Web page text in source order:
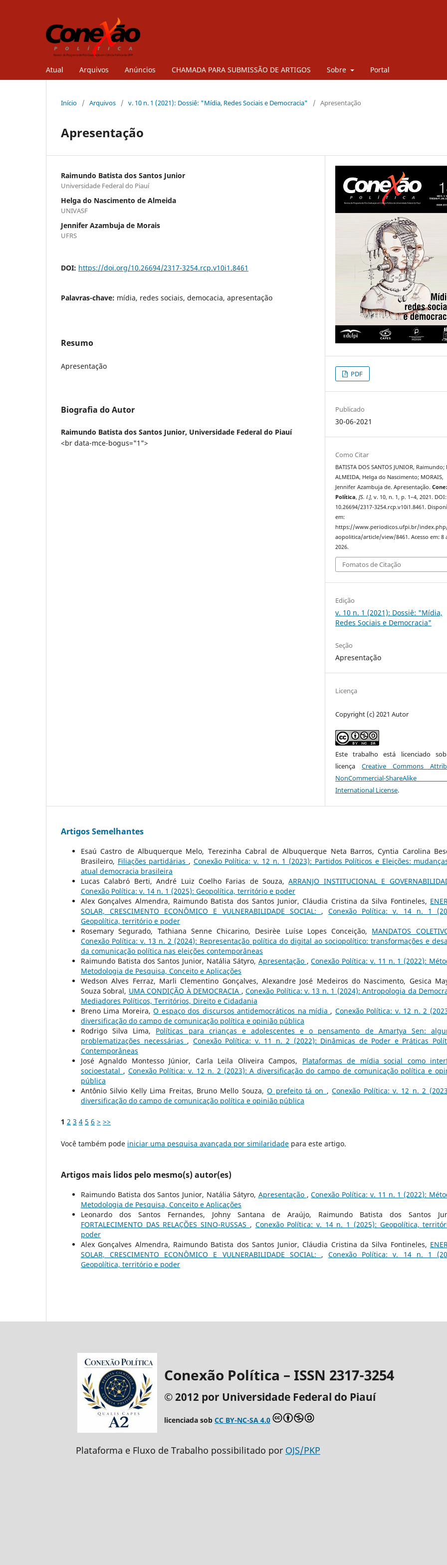
Atual Arquivos Anúncios CHAMADA PARA SUBMISSÃO DE ARTIGOS Sobre Portal
Início / Arquivos / v. 10 n. 1 (2021): Dossiê: "Mídia, Redes Sociais e Democracia" / Apresentação
Apresentação
Raimundo Batista dos Santos Junior
Universidade Federal do Piauí
Helga do Nascimento de Almeida
UNIVASF
Jennifer Azambuja de Morais
UFRS
DOI: https://doi.org/10.26694/2317-3254.rcp.v10i1.8461
Palavras-chave: mídia, redes sociais, democacia, apresentação
Resumo
Apresentação
Biografia do Autor
Raimundo Batista dos Santos Junior, Universidade Federal do Piauí
<br data-mce-bogus="1">
PDF
Publicado
30-06-2021
Como Citar
BATISTA DOS SANTOS JUNIOR, Raimundo;
ALMEIDA, Helga do Nascimento; MORAIS,
Jennifer Azambuja de. Apresentação.
Política,[S. l.], v. 10, n. 1, p. 1–4, 2021. DOI:
10.26694/2317-3254.rcp.v10i1.8461.
em:
https://www.periodicos.ufpi.br/
aopolitica/article/view/8461. Acesso em: 8
2026.
Fomatos de Citação
Edição
v. 10 n. 1 (2021): Dossiê: "Mídia,
Redes Sociais e Democracia"
Seção
Apresentação
Licença
Copyright (c) 2021 Autor
Este trabalho está licenciado
licençaCreative Commons
NonCommercial-
International License.
Artigos Semelhantes
Esaú Castro de Albuquerque Melo, Terezinha Cabral de Albuquerque Neta Barros, Cyntia Carolina
Brasileiro, Filiações partidárias , Conexão Política: v. 12 n. 1 (2023): Partidos Políticos e Eleições:
atual democracia brasileira
Lucas Calabró Berti, André Luiz Coelho Farias de Souza,ARRANJO INSTITUCIONAL E
Conexão Política: v. 14 n. 1 (2025): Geopolítica, território e poder
Alex Gonçalves Almendra, Raimundo Batista dos Santos Junior, Cláudia Cristina da Silva Fontineles,
SOLAR, CRESCIMENTO ECONÔMICO E VULNERABILIDADE SOCIAL: ,Conexão Política: v. 14 n. 1
Geopolítica, território e poder
Rosemary Segurado, Tathiana Senne Chicarino, Desirèe Luíse Lopes Conceição, MANDATOS
Conexão Política: v. 13 n. 2 (2024): Representação política do digital ao sociopolítico: transformações e
da comunicação política nas eleições contemporâneas
Raimundo Batista dos Santos Junior, Natália Sátyro, Apresentação ,Conexão Política: v. 11 n. 1 (2022):
Metodologia de Pesquisa, Conceito e Aplicações
Wedson Alves Ferraz, Marli Clementino Gonçalves, Alexandre José Medeiros do Nascimento, Gesica
Souza Sobral, UMA CONDIÇÃO À DEMOCRACIA ,Conexão Política: v. 13 n. 1 (2024): Antropologia da
Mediadores Políticos, Territórios, Direito e Cidadania
Breno Lima Moreira,O espaço dos discursos antidemocráticos na mídia , Conexão Política: v. 12 n. 2
diversificação do campo de comunicação política e opinião pública
Rodrigo Silva Lima, Políticas para crianças e adolescentes e o pensamento de Amartya Sen:
problematizações necessárias , Conexão Política: v. 11 n. 2 (2022): Dinâmicas de Poder e Práticas
Contemporâneas
José Agnaldo Montesso Júnior, Carla Leila Oliveira Campos, Plataformas de mídia social como
socioestatal , Conexão Política: v. 12 n. 2 (2023): A diversificação do campo de comunicação política e
pública
Antônio Silvio Kelly Lima Freitas, Bruno Mello Souza,O prefeito tá on ,Conexão Política: v. 12 n. 2
diversificação do campo de comunicação política e opinião pública
1 2 3 4 5 6 > >>
Você também pode iniciar uma pesquisa avançada por similaridade para este artigo.
Artigos mais lidos pelo mesmo(s) autor(es)
Raimundo Batista dos Santos Junior, Natália Sátyro, Apresentação ,Conexão Política: v. 11 n. 1 (2022):
Metodologia de Pesquisa, Conceito e Aplicações
Leonardo dos Santos Fernandes, Johny Santana de Araújo, Raimundo Batista dos Santos
FORTALECIMENTO DAS RELAÇÕES SINO-RUSSAS , Conexão Política: v. 14 n. 1 (2025): Geopolítica,
poder
Alex Gonçalves Almendra, Raimundo Batista dos Santos Junior, Cláudia Cristina da Silva Fontineles,
SOLAR, CRESCIMENTO ECONÔMICO E VULNERABILIDADE SOCIAL: ,Conexão Política: v. 14 n. 1
Geopolítica, território e poder
Conexão Política – ISSN 2317-3254
© 2012 por Universidade Federal do Piauí
licenciada sob CC BY-NC-SA 4.0
Plataforma e Fluxo de Trabalho possibilitado por OJS/PKP